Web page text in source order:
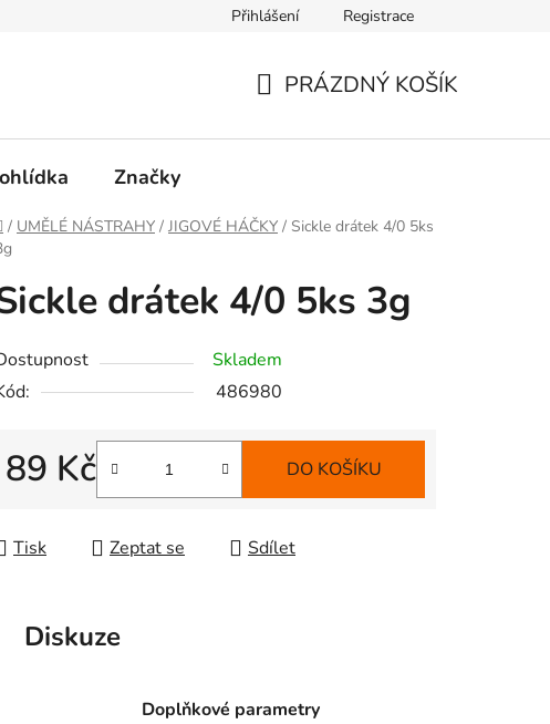
Přihlášení Registrace
PRÁZDNÝ KOŠÍK
Značky
Domů
/ UMĚLÉ NÁSTRAHY / JIGOVÉ HÁČKY / Sickle drátek 4/0 5ks
drátek 4/0 5ks 3g
Skladem
486980
89 Kč
Měrná cena:
DO KOŠÍKU
Tisk Zeptat se Sdílet
Diskuze
Doplňkové parametry